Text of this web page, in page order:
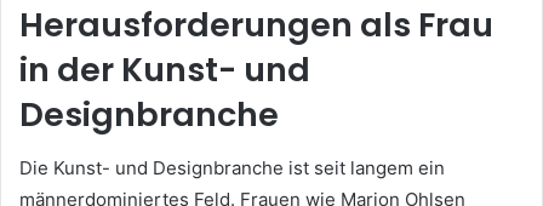
Herausforderungen als Frau
in der Kunst- und
Designbranche
Die Kunst- und Designbranche ist seit langem ein
männerdominiertes Feld. Frauen wie Marion Ohlsen